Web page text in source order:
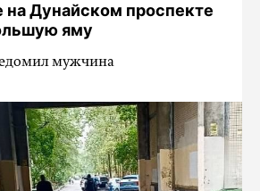
на Дунайском проспекте
яму
мужчина